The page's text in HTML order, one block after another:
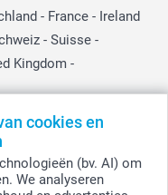
cookies en
(bv. AI) om
We analyseren
- France - Ireland
- Suisse -
Kingdom -
exclusief verzendkosten.